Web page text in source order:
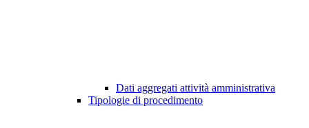
Dati aggregati attività amministrativa
Tipologie di procedimento